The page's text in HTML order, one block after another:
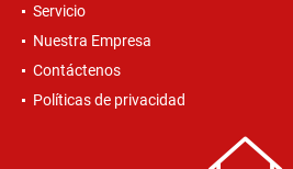
Servicio
Nuestra Empresa
Contáctenos
Políticas de privacidad